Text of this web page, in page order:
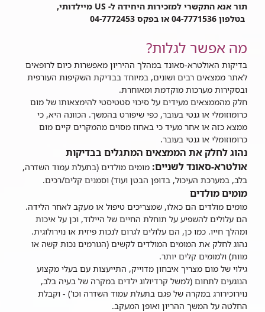
תור אנא התקשרי למזכירות היחידה ל- US מיילדותי,
בטלפון 04-7771536 או בפקס 04-7772453
מה אפשר לגלות?
בדיקות האולטרא-סאונד במהלך ההיריון מאפשרות כיום לרופאים
לאתר ממצאים רבים ושונים, במיוחד בבדיקת השקיפות העורפית
ובסקירות מערכות מוקדמת ומאוחרת.
חלק מהממצאים מעידים על סיכוי סטטיסטי להימצאותו של מום
כרומוזומלי או גנטי בעובר, כפי שיפורט בהמשך. הכוונה היא, כי
ממצא כזה או אחר מעיד כי באחוז מסוים מהמקרים קיים מום
כרומוזומלי או גנטי בעובר.
נהוג לחלק את הממצאים המתגלים בבדיקות
אולטרא-סאונד לשניים: מומים מולדים (בתעלת עמוד השדרה,
בלב, במערכת העיכול, בדופן הבטן ועוד) וסמנים קלים/רכים.
מומים מולדים
מומים מולדים הם כאלו, שמצריכים טיפול או מעקב לאחר הלידה.
הם עלולים להשפיע על תוחלת החיים של היילוד, וכן על איכות
ומהלך חייו. כמו כן, הם עלולים לגרום לנכות פיזית או נוירולוגית.
נהוג לחלק את המומים המולדים לקשים (הגורמים נכות קשה או
מוות) ולמומים קלים יותר.
גילוי של מום מצריך איבחון מדוייק, התייעצות עם בעלי מקצוע
הנוגעים לתחום (למשל קרדיולוג ילדים במקרה של בעיה בלב,
נוירוכירורג במקרה של פגם בתעלת עמוד השדרה וכו') - וקבלת
החלטה על המשך ההריון ואופן המעקב.